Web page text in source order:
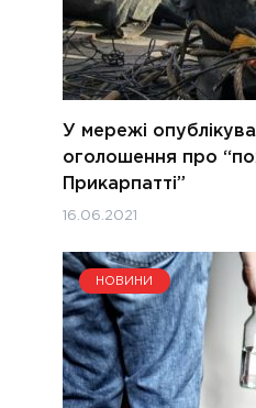
У мережі
оголошення про
Прикарпатті”
16.06.2021
НОВИНИ